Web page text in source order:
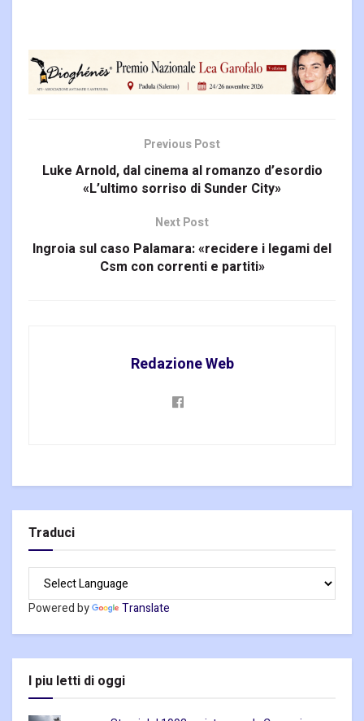
Previous Post
Luke Arnold, dal cinema al romanzo d’esordio
«L’ultimo sorriso di Sunder City»
Next Post
Ingroia sul caso Palamara: «recidere i legami del
Csm con correnti e partiti»
Redazione Web
Traduci
Powered by Translate
I piu letti di oggi